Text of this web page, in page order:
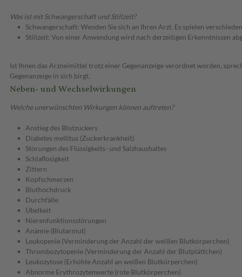
Was ist mit Schwangerschaft und Stillzeit?
Schwangerschaft: Wenden Sie sich an Ihren Arzt. Es spielen
Stillzeit: Von einer Anwendung wird nach derzeitigen Erkenntnissen
Ist Ihnen das Arzneimittel trotz einer Gegenanzeige verordnet worden,
Gegenanzeige in sich birgt.
Neben- und Wechselwirkungen
Welche unerwünschten Wirkungen können auftreten?
Anstieg des Blutzuckers
Diabetes mellitus (Zuckerkrankheit)
Störungen des Flüssigkeits- und Salzhaushaltes
Schlaflosigkeit
Zittern
Kopfschmerzen
Bluthochdruck
Durchfälle
Übelkeit
Nierenfunktionsstörungen
Anämie (Blutarmut)
Leukopenie (Verminderung der Anzahl der weißen Blutkörperchen)
Thrombozytopenie (Verminderung der Anzahl der Blutplättchen)
Leukozytose (Erhöhte Anzahl an weißen Blutkörperchen)
Abnorme Erythrozytenwerte (rote Blutkörperchen)